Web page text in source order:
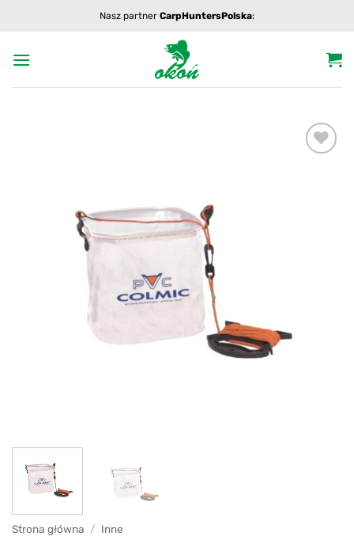
Nasz partner CarpHuntersPolska:
Strona główna / Inne